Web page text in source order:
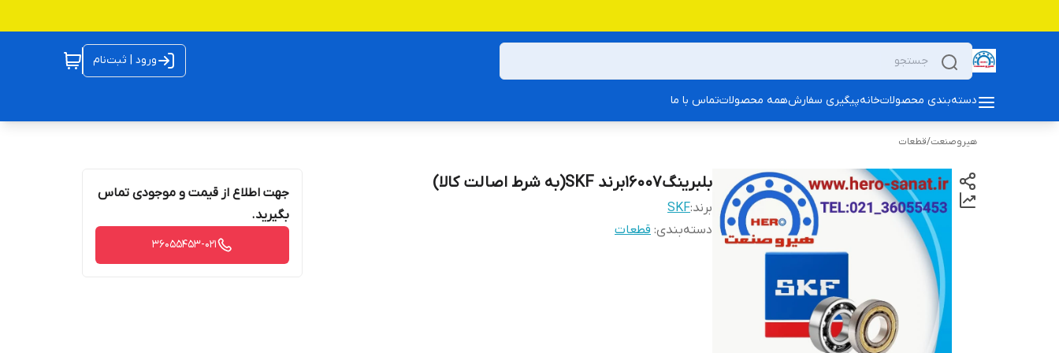
ورود | ثبت‌نام
دسته‌بندی محصولاتخانهپیگیری سفارشهمه محصولاتتماس با ما
هیروصنعت/قطعات
بلبرینگ16007برند SKF(به شرط اصالت کالا)
برند:SKF
دسته‌بندی: قطعات
جهت اطلاع از قیمت و موجودی تماس
بگیرید.
36055453-021